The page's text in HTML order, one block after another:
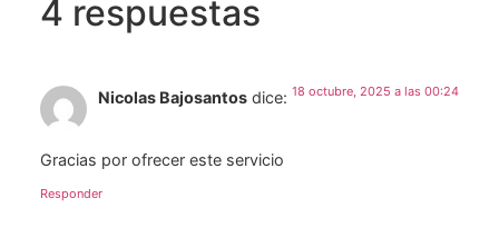
4 respuestas
Nicolas Bajosantos dice: 18 octubre, 2025 a las 00:24
Gracias por ofrecer este servicio
Responder